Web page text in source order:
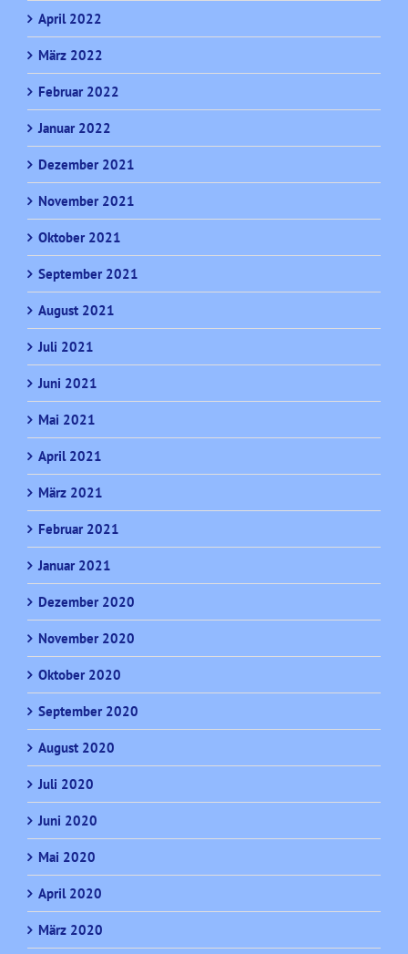
April 2022
März 2022
Februar 2022
Januar 2022
Dezember 2021
November 2021
Oktober 2021
September 2021
August 2021
Juli 2021
Juni 2021
Mai 2021
April 2021
März 2021
Februar 2021
Januar 2021
Dezember 2020
November 2020
Oktober 2020
September 2020
August 2020
Juli 2020
Juni 2020
Mai 2020
April 2020
März 2020